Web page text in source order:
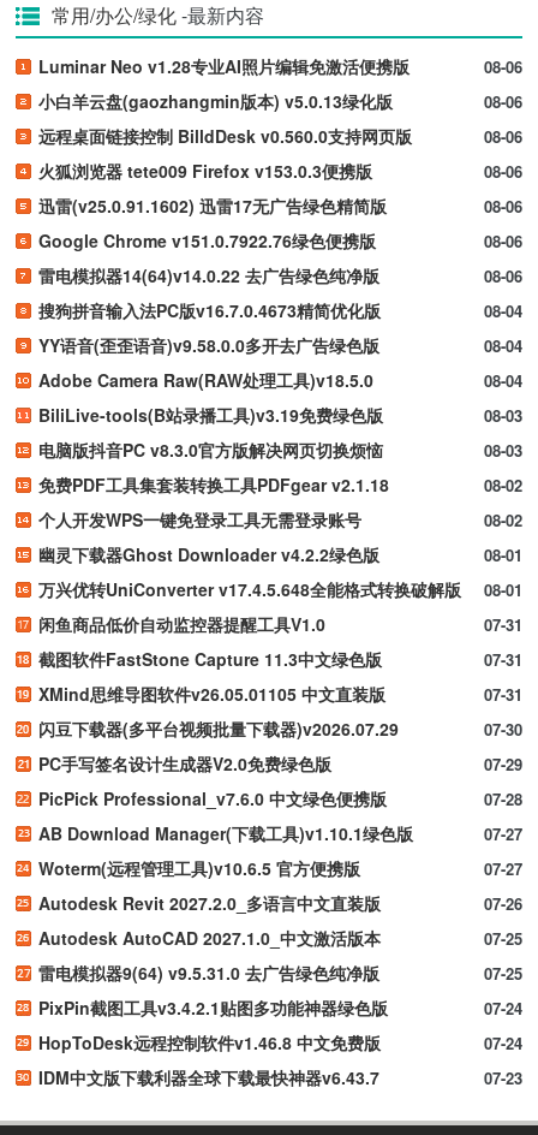
常用/办公/绿化-最新内容
08-06
Luminar Neo v1.28专业AI照片编辑免激活便携版
08-06
小白羊云盘(gaozhangmin版本) v5.0.13绿化版
08-06
远程桌面链接控制 BilldDesk v0.560.0支持网页版
08-06
火狐浏览器 tete009 Firefox v153.0.3便携版
08-06
迅雷(v25.0.91.1602) 迅雷17无广告绿色精简版
08-06
Google Chrome v151.0.7922.76绿色便携版
08-06
雷电模拟器14(64)v14.0.22 去广告绿色纯净版
08-04
搜狗拼音输入法PC版v16.7.0.4673精简优化版
08-04
YY语音(歪歪语音)v9.58.0.0多开去广告绿色版
08-04
Adobe Camera Raw(RAW处理工具)v18.5.0
08-03
BiliLive-tools(B站录播工具)v3.19免费绿色版
08-03
电脑版抖音PC v8.3.0官方版解决网页切换烦恼
08-02
免费PDF工具集套装转换工具PDFgear v2.1.18
08-02
个人开发WPS一键免登录工具无需登录账号
08-01
幽灵下载器Ghost Downloader v4.2.2绿色版
08-01
万兴优转UniConverter v17.4.5.648全能格式转换破解版
07-31
闲鱼商品低价自动监控器提醒工具V1.0
07-31
截图软件FastStone Capture 11.3中文绿色版
07-31
XMind思维导图软件v26.05.01105 中文直装版
07-30
闪豆下载器(多平台视频批量下载器)v2026.07.29
07-29
PC手写签名设计生成器V2.0免费绿色版
07-28
PicPick Professional_v7.6.0 中文绿色便携版
07-27
AB Download Manager(下载工具)v1.10.1绿色版
07-27
Woterm(远程管理工具)v10.6.5 官方便携版
07-26
Autodesk Revit 2027.2.0_多语言中文直装版
07-25
Autodesk AutoCAD 2027.1.0_中文激活版本
07-25
雷电模拟器9(64) v9.5.31.0 去广告绿色纯净版
07-24
PixPin截图工具v3.4.2.1贴图多功能神器绿色版
07-24
HopToDesk远程控制软件v1.46.8 中文免费版
07-23
IDM中文版下载利器全球下载最快神器v6.43.7